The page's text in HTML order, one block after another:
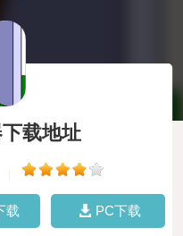
载地址
载 PC下载